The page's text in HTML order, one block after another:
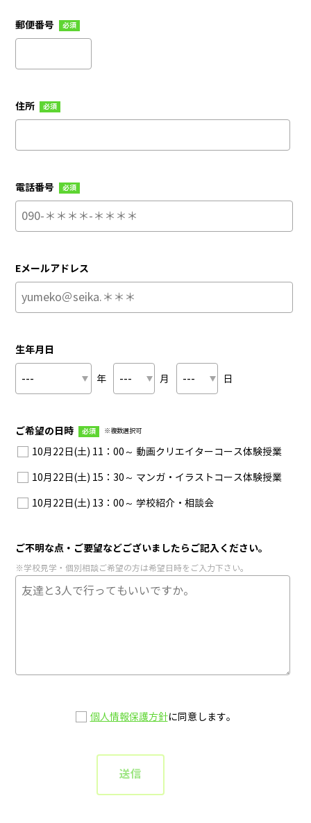
郵便番号 必須
住所 必須
電話番号 必須
Eメールアドレス
生年月日
年 月 日
ご希望の日時 必須 ※複数選択可
10月22日(土) 11：00～ 動画クリエイターコース体験授業
10月22日(土) 15：30～ マンガ・イラストコース体験授業
10月22日(土) 13：00～ 学校紹介・相談会
ご不明な点・ご要望などございましたらご記入ください。
※学校見学・個別相談ご希望の方は希望日時をご入力下さい。
個人情報保護方針に同意します。